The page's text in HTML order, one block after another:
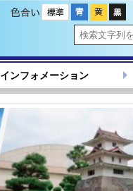
色合い
インフォメーション